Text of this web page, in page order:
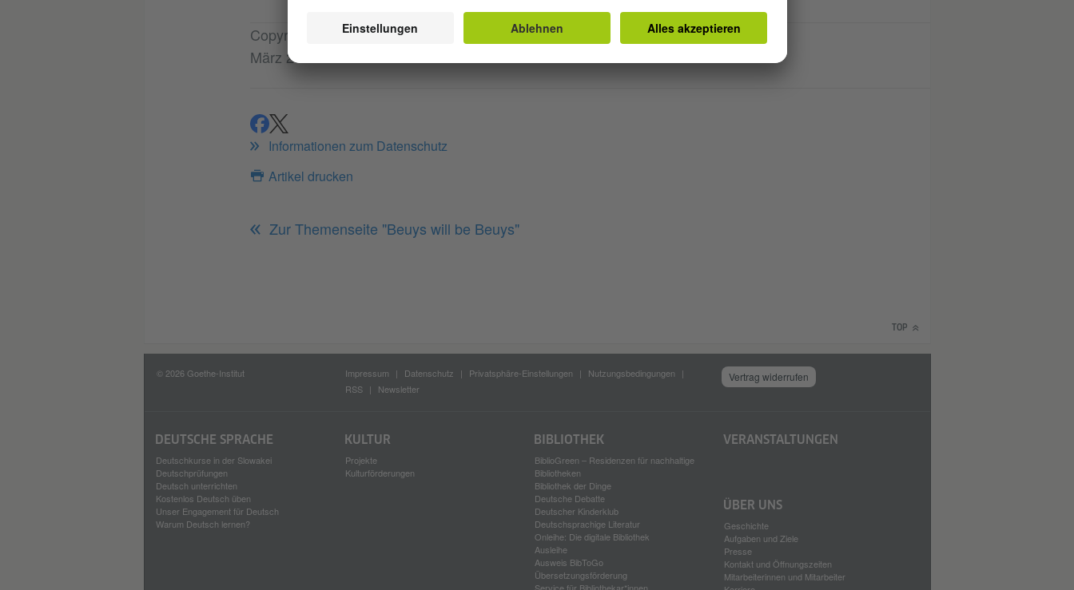
Copyright: Goethe-Institut Bratislava, Online-Redaktion
März 2021
teilenteilen
Informationen zum Datenschutz
Artikel drucken
Zur Themenseite "Beuys will be Beuys"
TOP
© 2026 Goethe-Institut Impressum Datenschutz Privatsphäre-Einstellungen
Nutzungsbedingungen
RSS
Newsletter
Vertrag widerrufen
DEUTSCHE SPRACHE
Deutschkurse in der Slowakei
Deutschprüfungen
Deutsch unterrichten
Kostenlos Deutsch üben
Unser Engagement für Deutsch
Warum Deutsch lernen?
KULTUR
Projekte
Kulturförderungen
BIBLIOTHEK
BiblioGreen – Residenzen für nachhaltige
Bibliotheken
Bibliothek der Dinge
Deutsche Debatte
Deutscher Kinderklub
Deutschsprachige Literatur
Onleihe: Die digitale Bibliothek
Ausleihe
Ausweis BibToGo
Übersetzungsförderung
VERANSTALTUNGEN
ÜBER UNS
Geschichte
Aufgaben und Ziele
Presse
Kontakt und Öffnungszeiten
Mitarbeiterinnen und Mitarbeiter